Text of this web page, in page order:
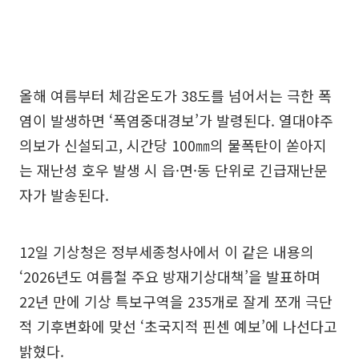
올해 여름부터 체감온도가 38도를 넘어서는 극한 폭
염이 발생하면 ‘폭염중대경보’가 발령된다. 열대야주
의보가 신설되고, 시간당 100㎜의 물폭탄이 쏟아지
는 재난성 호우 발생 시 읍·면·동 단위로 긴급재난문
자가 발송된다.
12일 기상청은 정부세종청사에서 이 같은 내용의
‘2026년도 여름철 주요 방재기상대책’을 발표하며
22년 만에 기상 특보구역을 235개로 잘게 쪼개 극단
적 기후변화에 맞선 ‘초국지적 핀센 예보’에 나선다고
밝혔다.